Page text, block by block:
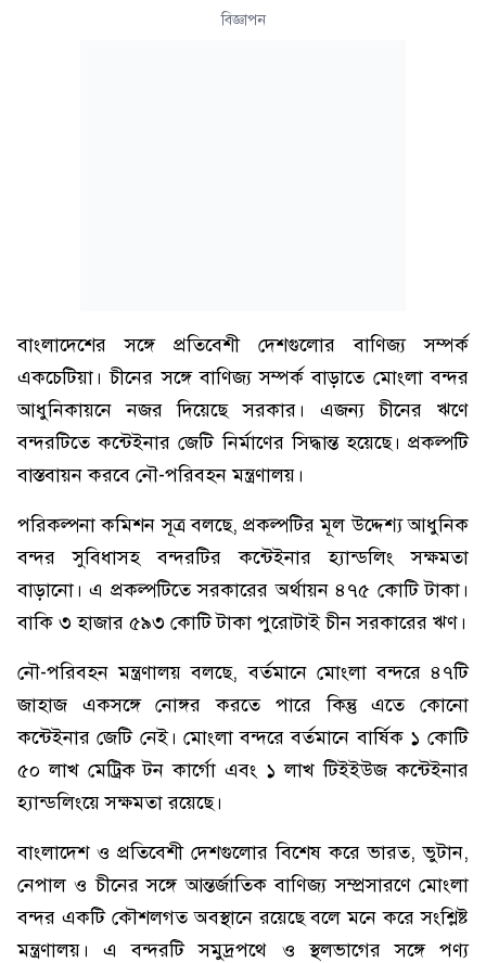
বিজ্ঞাপন
বাংলাদেশের সঙ্গে প্রতিবেশী দেশগুলোর বাণিজ্য সম্পর্ক
একচেটিয়া। চীনের সঙ্গে বাণিজ্য সম্পর্ক বাড়াতে মোংলা বন্দর
আধুনিকায়নে নজর দিয়েছে সরকার। এজন্য চীনের ঋণে
বন্দরটিতে কন্টেইনার জেটি নির্মাণের সিদ্ধান্ত হয়েছে। প্রকল্পটি
বাস্তবায়ন করবে নৌ-পরিবহন মন্ত্রণালয়।
পরিকল্পনা কমিশন সূত্র বলছে, প্রকল্পটির মূল উদ্দেশ্য আধুনিক
বন্দর সুবিধাসহ বন্দরটির কন্টেইনার হ্যান্ডলিং সক্ষমতা
বাড়ানো। এ প্রকল্পটিতে সরকারের অর্থায়ন ৪৭৫ কোটি টাকা।
বাকি ৩ হাজার ৫৯৩ কোটি টাকা পুরোটাই চীন সরকারের ঋণ।
নৌ-পরিবহন মন্ত্রণালয় বলছে, বর্তমানে মোংলা বন্দরে ৪৭টি
জাহাজ একসঙ্গে নোঙ্গর করতে পারে কিন্তু এতে কোনো
কন্টেইনার জেটি নেই। মোংলা বন্দরে বর্তমানে বার্ষিক ১ কোটি
৫০ লাখ মেট্রিক টন কার্গো এবং ১ লাখ টিইইউজ কন্টেইনার
হ্যান্ডলিংয়ে সক্ষমতা রয়েছে।
বাংলাদেশ ও প্রতিবেশী দেশগুলোর বিশেষ করে ভারত, ভুটান,
নেপাল ও চীনের সঙ্গে আন্তর্জাতিক বাণিজ্য সম্প্রসারণে মোংলা
বন্দর একটি কৌশলগত অবস্থানে রয়েছে বলে মনে করে সংশ্লিষ্ট
মন্ত্রণালয়। এ বন্দরটি সমুদ্রপথে ও স্থলভাগের সঙ্গে পণ্য